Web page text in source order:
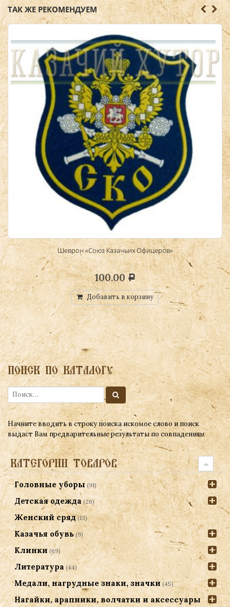
ТАК ЖЕ РЕКОМЕНДУЕМ
Шеврон «Союз Казачьих Офицеров»
100.00Р
Добавить в корзину
ПОИСК ПО КАТАЛОГУ
Начните вводить в строку поиска искомое слово и поиск
выдаст Вам предварительные результаты по совпадениям
КАТЕГОРИИ ТОВАРОВ
Головные уборы (91)
Детская одежда (26)
Женский сряд (13)
Казачья обувь (9)
Клинки (69)
Литература (44)
Медали, нагрудные знаки, значки (45)
Нагайки, арапники, волчатки и аксессуары